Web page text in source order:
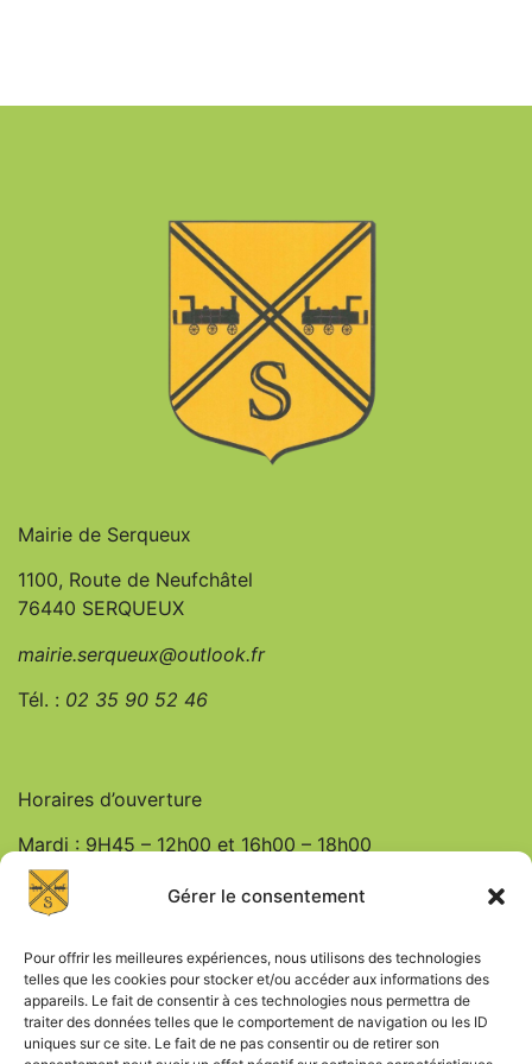
Gérer le consentement
Pour offrir les meilleures expériences, nous utilisons des technologies
telles que les cookies pour stocker et/ou accéder aux informations des
appareils. Le fait de consentir à ces technologies nous permettra de
traiter des données telles que le comportement de navigation ou les ID
uniques sur ce site. Le fait de ne pas consentir ou de retirer son
Mairie de Serqueux
1100, Route de Neufchâtel
76440 SERQUEUX
mairie.serqueux@outlook.fr
Tél. : 02 35 90 52 46
Horaires d’ouverture
Mardi : 9H45 – 12h00 et 16h00 – 18h00
Jeudi : 9h45 – 12h00